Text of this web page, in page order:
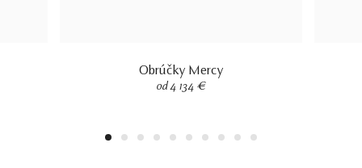
Obrúčky Mercy
od 4 134 €
1 2 3 4 5 6 7 8 9 10